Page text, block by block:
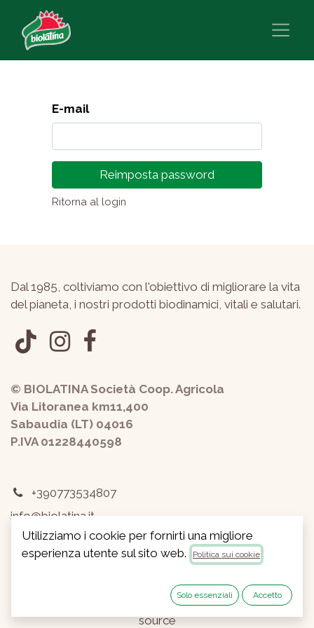
E-mail
Reimposta password
Ritorna al login
Dal 1985, coltiviamo con l'obiettivo di migliorare la vita
del pianeta, i nostri prodotti biodinamici, vitali e salutari.
© BIOLATINA Società Coop. Agricola
Via Litoranea km11,400
Sabaudia (LT) 04016
P.IVA 01228440598
+390773534807
info@biolatina.it
Termini e condizioni
Copyright © Biolatina Soc.Coop.Agricola Italiano
- Il n° 1 tra glie-commerce open
source
Utilizziamo i cookie per fornirti una migliore
esperienza utente sul sito web.
Politica sui cookie
Solo essenziali Accetto